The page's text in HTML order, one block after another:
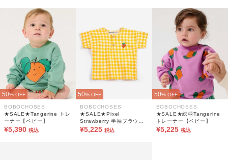
50% OFF
BOBOCHOSES
★SALE★Tangerine トレ
ーナー【ベビー】
¥5,390 税込
50% OFF
BOBOCHOSES
★SALE★Pixel
Strawberry 半袖ブラウス
【ベビー】
¥5,225 税込
50% OFF
BOBOCHOSES
★SALE★総柄Tangerine
トレーナー【ベビー】
¥5,225 税込